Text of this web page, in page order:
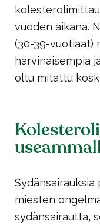
vuoden aikana.
(30-39-vuotiaat)
harvinaisempia
oltu mitattu
miesten
sydänsairautta,